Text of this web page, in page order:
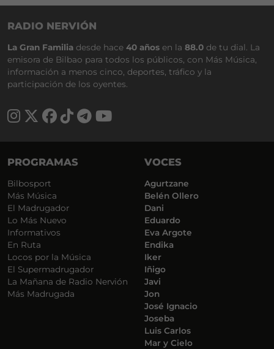
RADIO NERVIÓN
La Gran Familia desde hace 40 años en la 88.0 de tu dial. La
emisora de Bilbao para todos los públicos, con Más Música,
información a menos cinco, deportes, tráfico y la
participación de los oyentes.
PROGRAMAS
Bilbosport
Más Música
El Madrugador
Lo Más Nuevo
Informativos
En Ruta
Locos por la Música
El Supermadrugador
La Mañana de Radio Nervión
Más Madrugada
VOCES
Agurtzane
Belén Ollero
Dani
Eduardo
Eva Argote
Endika
Iker
Iñigo
Javi
Jon
José Ignacio
Joseba
Luis Carlos
Mar y Cielo